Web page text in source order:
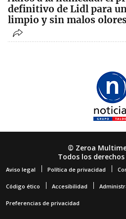
definitivo de Lidl para
limpio y sin malos olores
© Zeroa
Todos los
Aviso legal Política de privacidad
Código ético Accesibilidad
Preferencias de privacidad